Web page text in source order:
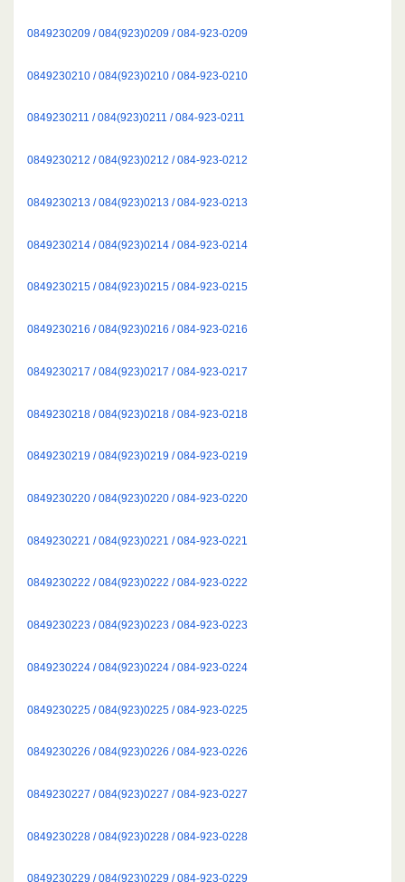
0849230209 / 084(923)0209 / 084-923-0209
0849230210 / 084(923)0210 / 084-923-0210
0849230211 / 084(923)0211 / 084-923-0211
0849230212 / 084(923)0212 / 084-923-0212
0849230213 / 084(923)0213 / 084-923-0213
0849230214 / 084(923)0214 / 084-923-0214
0849230215 / 084(923)0215 / 084-923-0215
0849230216 / 084(923)0216 / 084-923-0216
0849230217 / 084(923)0217 / 084-923-0217
0849230218 / 084(923)0218 / 084-923-0218
0849230219 / 084(923)0219 / 084-923-0219
0849230220 / 084(923)0220 / 084-923-0220
0849230221 / 084(923)0221 / 084-923-0221
0849230222 / 084(923)0222 / 084-923-0222
0849230223 / 084(923)0223 / 084-923-0223
0849230224 / 084(923)0224 / 084-923-0224
0849230225 / 084(923)0225 / 084-923-0225
0849230226 / 084(923)0226 / 084-923-0226
0849230227 / 084(923)0227 / 084-923-0227
0849230228 / 084(923)0228 / 084-923-0228
0849230229 / 084(923)0229 / 084-923-0229